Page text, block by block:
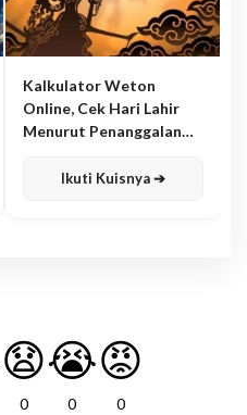
Kalkulator Weton
Online, Cek Hari Lahir
Menurut Penanggalan
Ikuti Kuisnya ➔
😧
0
😭
0
😡
0